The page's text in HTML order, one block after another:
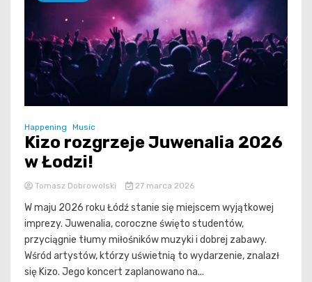
Happening Music
Kizo rozgrzeje Juwenalia 2026
w Łodzi!
Tomasz Dobrowolski 27 marca 2026
W maju 2026 roku Łódź stanie się miejscem wyjątkowej
imprezy. Juwenalia, coroczne święto studentów,
przyciągnie tłumy miłośników muzyki i dobrej zabawy.
Wśród artystów, którzy uświetnią to wydarzenie, znalazł
się Kizo. Jego koncert zaplanowano na...